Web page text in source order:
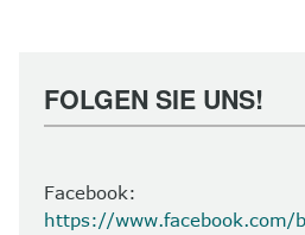
FOLGEN SIE UNS!
Facebook:
https://www.facebook.com/